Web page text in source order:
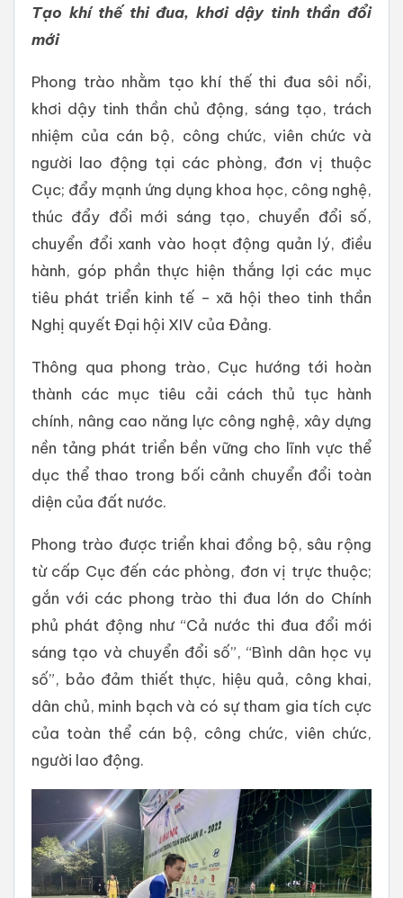
Tạo khí thế thi đua, khơi dậy tinh thần đổi
mới
Phong trào nhằm tạo khí thế thi đua sôi nổi,
khơi dậy tinh thần chủ động, sáng tạo, trách
nhiệm của cán bộ, công chức, viên chức và
người lao động tại các phòng, đơn vị thuộc
Cục; đẩy mạnh ứng dụng khoa học, công nghệ,
thúc đẩy đổi mới sáng tạo, chuyển đổi số,
chuyển đổi xanh vào hoạt động quản lý, điều
hành, góp phần thực hiện thắng lợi các mục
tiêu phát triển kinh tế – xã hội theo tinh thần
Nghị quyết Đại hội XIV của Đảng.
Thông qua phong trào, Cục hướng tới hoàn
thành các mục tiêu cải cách thủ tục hành
chính, nâng cao năng lực công nghệ, xây dựng
nền tảng phát triển bền vững cho lĩnh vực thể
dục thể thao trong bối cảnh chuyển đổi toàn
diện của đất nước.
Phong trào được triển khai đồng bộ, sâu rộng
từ cấp Cục đến các phòng, đơn vị trực thuộc;
gắn với các phong trào thi đua lớn do Chính
phủ phát động như “Cả nước thi đua đổi mới
sáng tạo và chuyển đổi số”, “Bình dân học vụ
số”, bảo đảm thiết thực, hiệu quả, công khai,
dân chủ, minh bạch và có sự tham gia tích cực
của toàn thể cán bộ, công chức, viên chức,
người lao động.